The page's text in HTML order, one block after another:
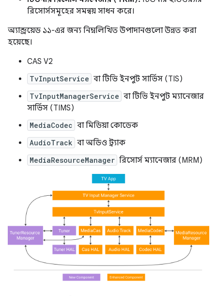
রিসোর্সসমূহের সমন্বয় সাধন করে।
অ্যান্ড্রয়েড ১১-এর জন্য নিম্নলিখিত উপাদানগুলো উন্নত করা
হয়েছে।
CAS V2
TvInputService বা টিভি ইনপুট সার্ভিস (TIS)
TvInputManagerService বা টিভি ইনপুট ম্যানেজার
সার্ভিস (TIMS)
MediaCodec বা মিডিয়া কোডেক
AudioTrack বা অডিও ট্র্যাক
MediaResourceManager রিসোর্স ম্যানেজার (MRM)